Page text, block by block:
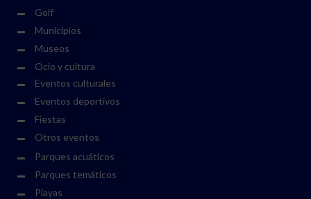
Golf
Municipios
Museos
Ocio y cultura
Eventos culturales
Eventos deportivos
Fiestas
Otros eventos
Parques acuáticos
Parques temáticos
Playas